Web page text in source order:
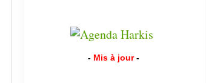
- Mis à jour -